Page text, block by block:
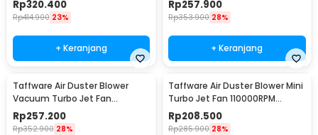
Rp320.400
Rp414.900 23%
+ Keranjang
Rp257.900
Rp353.900 28%
+ Keranjang
Taffware Air Duster Blower
Vacuum Turbo Jet Fan
130000RPM 8000Pa 184W - P30
Rp257.200
Rp352.900 28%
Taffware Air Duster Blower Mini
Turbo Jet Fan 110000RPM
4000mAh 110W Standard
Version - P70
Rp208.500
Rp285.900 28%